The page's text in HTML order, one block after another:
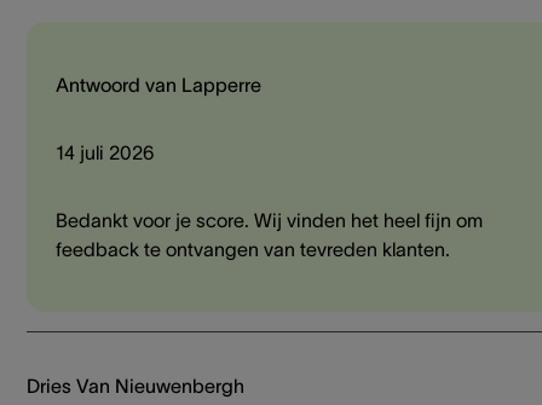
Antwoord van Lapperre
14 juli 2026
Bedankt voor je score. Wij vinden het heel fijn om
feedback te ontvangen van tevreden klanten.
Dries Van Nieuwenbergh